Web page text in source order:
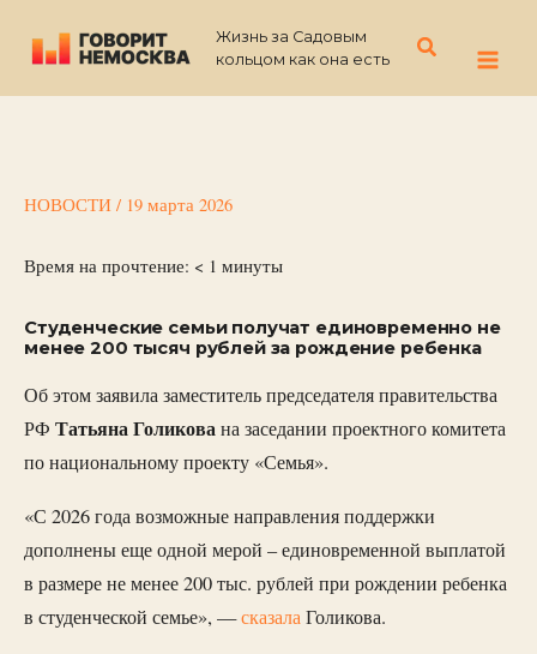
содержимому
Жизнь за Садовым
кольцом как она есть
Поиск
НОВОСТИ / 19 марта 2026
Время на прочтение: < 1 минуты
Студенческие семьи получат единовременно не
менее 200 тысяч рублей за рождение ребенка
Об этом заявила заместитель председателя правительства
РФ Татьяна Голикована заседании проектного комитета
по национальному проекту «Семья».
«С 2026 года возможные направления поддержки
дополнены еще одной мерой – единовременной выплатой
в размере не менее 200 тыс. рублей при рождении ребенка
в студенческой семье», —сказалаГоликова.